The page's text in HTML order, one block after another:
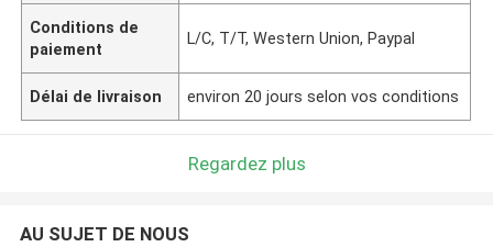
Conditions de
paiement
L/C, T/T, Western Union, Paypal
Délai de livraison environ 20 jours selon vos conditions
Regardez plus
AU SUJET DE NOUS